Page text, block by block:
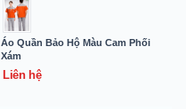
Áo Quần Bảo Hộ Màu Cam Phối
Xám
Liên hệ